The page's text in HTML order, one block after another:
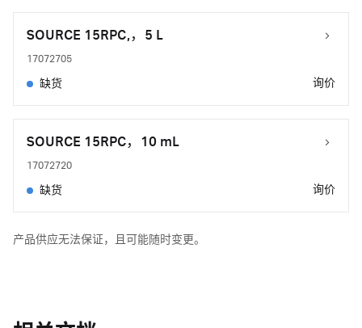
SOURCE 15RPC,，5 L
17072705
缺货 询价
SOURCE 15RPC，10 mL
17072720
缺货 询价
产品供应无法保证，且可能随时变更。